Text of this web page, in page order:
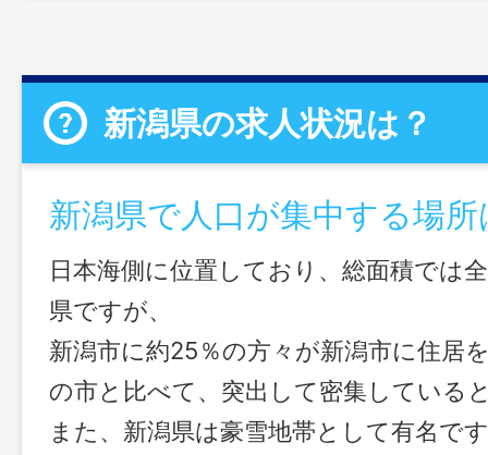
新潟県の求人状況は？
新潟県で人口が集中する場所
日本海側に位置しており、総面積では
県ですが、
新潟市に約25％の方々が新潟市に住居
の市と比べて、突出して密集している
また、新潟県は豪雪地帯として有名で